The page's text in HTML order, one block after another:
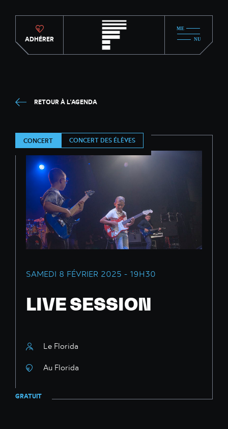
ADHÉRER
RETOUR À L'AGENDA
CONCERT CONCERT DES ÉLÈVES
SAMEDI 8 FÉVRIER 2025 - 19H30
LIVE SESSION
Le Florida
Au Florida
GRATUIT